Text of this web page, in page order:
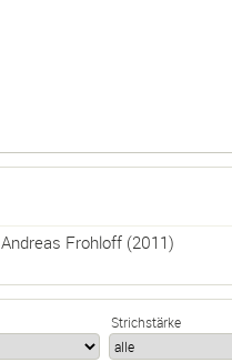
Andreas Frohloff(2011)
Strichstärke